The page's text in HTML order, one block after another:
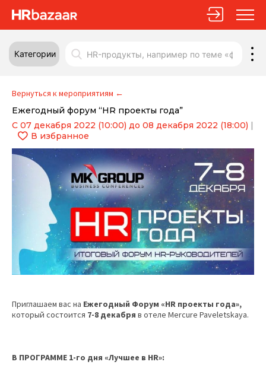
Категории
Вернуться к мероприятиям ←
Ежегодный форум “HR проекты года”
С 07 декабря 2022 (10:00) до 08 декабря 2022 (18:00) |
В избранное
Приглашаем вас на Ежегодный Форум «HR проекты года»,
который состоится 7-8 декабря в отеле Mercure Paveletskaya.
В ПРОГРАММЕ 1-го дня «Лучшее в HR»: